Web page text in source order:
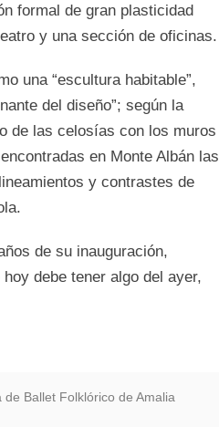
formal de gran plasticidad
y una sección de oficinas.
una “escultura habitable”,
del diseño”; según la
de las celosías con los muros
en Monte Albán las
y contrastes de
de su inauguración,
debe tener algo del ayer,
Ballet Folklórico de Amalia